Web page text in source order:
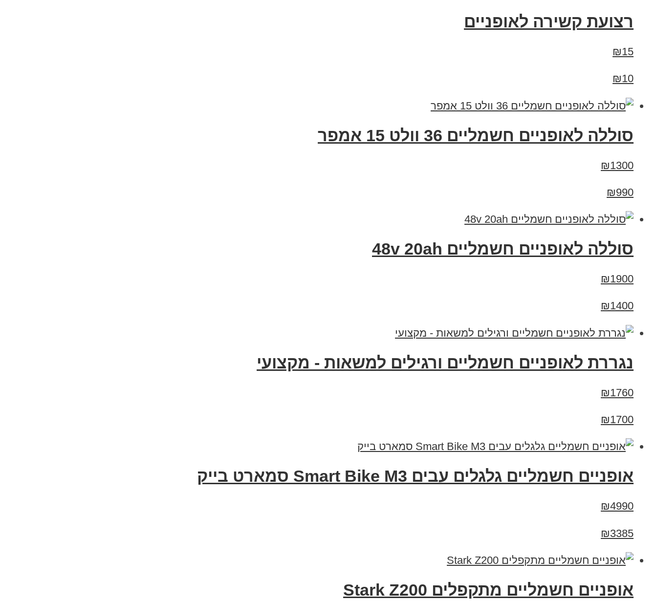
רצועת קשירה לאופניים
₪15
₪10
סוללה לאופניים חשמליים 36 וולט 15 אמפר
₪1300
₪990
סוללה לאופניים חשמליים 48v 20ah
₪1900
₪1400
נגררת לאופניים חשמליים ורגילים למשאות - מקצועי
₪1760
₪1700
אופניים חשמליים גלגלים עבים Smart Bike M3 סמארט בייק
₪4990
₪3385
‏אופניים חשמליים ‏מתקפלים Stark Z200